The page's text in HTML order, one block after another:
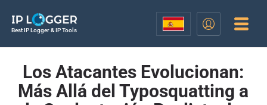
Best IP Logger & IP Tools
Los Atacantes Evolucionan:
Más Allá del Typosquatting a